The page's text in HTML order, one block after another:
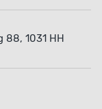
88, 1031 HH